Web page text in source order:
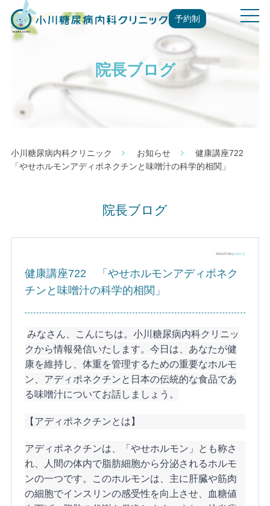
予約制
t
o
g
院長ブログ
小川糖尿病内科クリニック お知らせ
健康講座722
「やせホルモンアディポネクチンと味噌汁の科学的相関」
院長ブログ
2023.07.26 |お知らせ
健康講座722 「やせホルモンアディポネク
チンと味噌汁の科学的相関」
みなさん、こんにちは。小川糖尿病内科クリニッ
クから情報発信いたします。今日は、あなたが健
康を維持し、体重を管理するための重要なホルモ
ン、アディポネクチンと日本の伝統的な食品であ
る味噌汁についてお話しましょう。
【アディポネクチンとは】
アディポネクチンは、「やせホルモン」とも称さ
れ、人間の体内で脂肪細胞から分泌されるホルモ
ンの一つです。このホルモンは、主に肝臓や筋肉
の細胞でインスリンの感受性を向上させ、血糖値